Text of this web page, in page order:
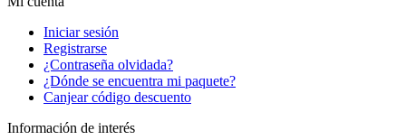
Iniciar sesión
Registrarse
¿Contraseña olvidada?
¿Dónde se encuentra mi paquete?
Canjear código descuento
Información de interés